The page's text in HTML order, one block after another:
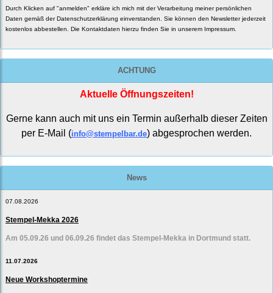
Durch Klicken auf "anmelden" erkläre ich mich mit der Verarbeitung meiner persönlichen
Daten gemäß der Datenschutzerklärung einverstanden. Sie können den Newsletter jederzeit
kostenlos abbestellen. Die Kontaktdaten hierzu finden Sie in unserem Impressum.
ACHTUNG
Aktuelle Öffnungszeiten!
Gerne kann auch mit uns ein Termin außerhalb dieser Zeiten
per E-Mail (info@stempelbar.de) abgesprochen werden.
News
07.08.2026
Stempel-Mekka 2026
Am 05.09.26 und 06.09.26 findet das Stempel-Mekka in Dortmund statt.
11.07.2026
Neue Workshoptermine